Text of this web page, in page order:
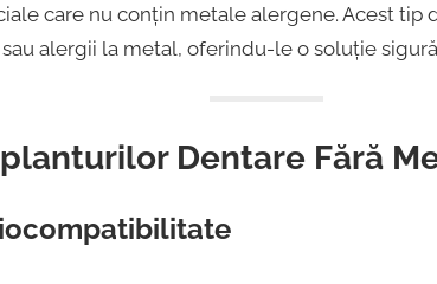
care nu conțin metale alergene. Acest tip
alergii la metal, oferindu-le o soluție
Dentare Fără